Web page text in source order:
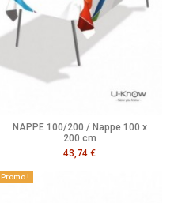
NAPPE 100/200 / Nappe 100 x
200 cm
43,74 €
Promo !